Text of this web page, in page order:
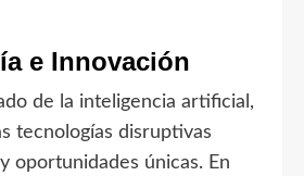
e Innovación
de la inteligencia artificial,
tecnologías disruptivas
oportunidades únicas. En